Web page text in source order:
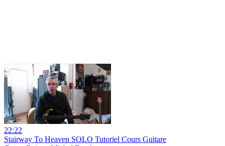
22:22
Stairway To Heaven SOLO Tutoriel Cours Guitare